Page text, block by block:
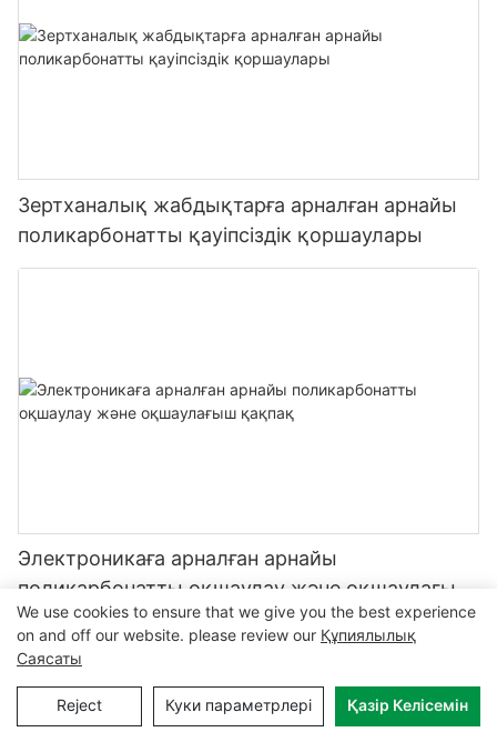
Зертханалық жабдықтарға арналған арнайы
поликарбонатты қауіпсіздік қоршаулары
Электроникаға арналған арнайы
поликарбонатты оқшаулау және оқшаулағыш
қақпақ
Copyright © 2026 MCL-www.mclpanel.com|Ситемеп|
Құпиялылық саясаты
We use cookies to ensure that we give you the best experience
on and off our website. please review our Құпиялылық
Саясаты
Reject Куки параметрлері Қазір Келісемін